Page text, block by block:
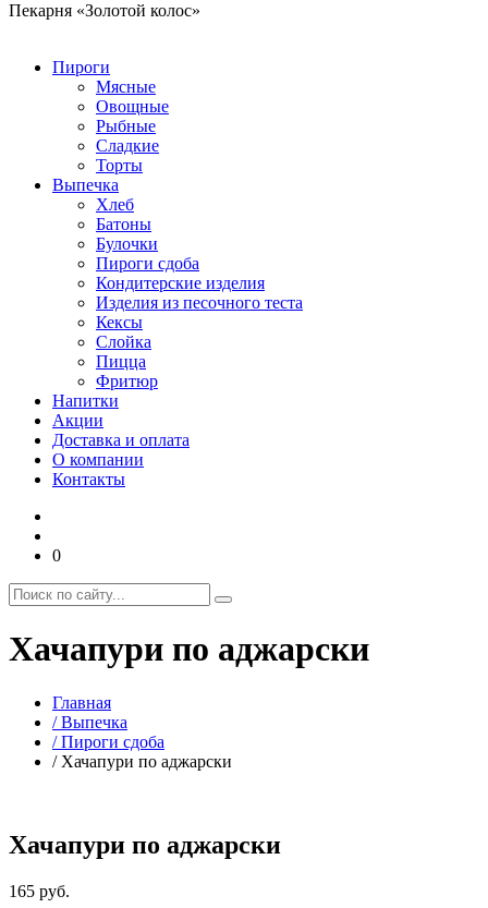
Пекарня «Золотой колос»
Пироги
Мясные
Овощные
Рыбные
Сладкие
Торты
Выпечка
Хлеб
Батоны
Булочки
Пироги сдоба
Кондитерские изделия
Изделия из песочного теста
Кексы
Слойка
Пицца
Фритюр
Напитки
Акции
Доставка и оплата
О компании
Контакты
0
Хачапури по аджарски
Главная
/ Выпечка
/ Пироги сдоба
/ Хачапури по аджарски
Хачапури по аджарски
165 руб.